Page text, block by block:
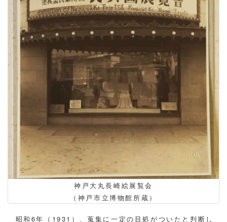
神戸大丸長崎絵展覧会
（神戸市立博物館所蔵）
昭和6年（1931）、蒐集に一定の目処がついたと判断し